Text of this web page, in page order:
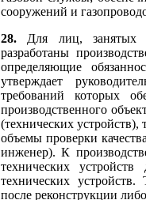
сооружений и
28. Для лиц, занятых
разработаны
определяющие
утверждает
требований которых
производственного
(технических
объемы проверки
инженер). К
технических
технических
после реконструкции